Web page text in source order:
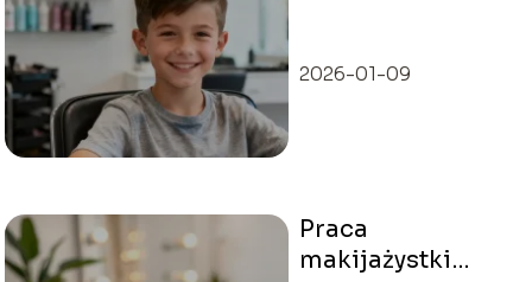
2026-01-09
Praca
makijażystki